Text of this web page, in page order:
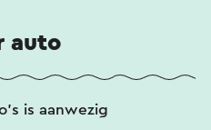
auto
is aanwezig